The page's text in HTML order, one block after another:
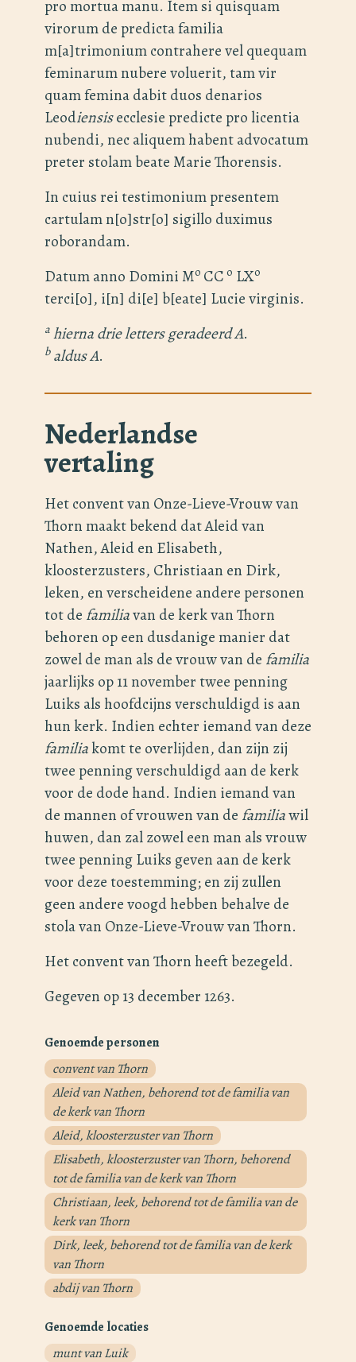
pro mortua manu. Item si quisquam
virorum de predicta familia
m[a]trimonium contrahere vel quequam
feminarum nubere voluerit, tam vir
quam femina dabit duos denarios
Leodiensisecclesie predicte pro licentia
nubendi, nec aliquem habent advocatum
preter stolam beate Marie Thorensis.
In cuius rei testimonium presentem
cartulam n[o]str[o] sigillo duximus
roborandam.
Datum anno Domini Mo CC o LXo
terci[o], i[n] di[e] b[eate] Lucie virginis.
a hierna drie letters geradeerd A.
b aldus A.
Nederlandse
vertaling
Het convent van Onze-Lieve-Vrouw van
Thorn maakt bekend dat Aleid van
Nathen, Aleid en Elisabeth,
kloosterzusters, Christiaan en Dirk,
leken, en verscheidene andere personen
tot de familiavan de kerk van Thorn
behoren op een dusdanige manier dat
zowel de man als de vrouw van de familia
jaarlijks op 11 november twee penning
Luiks als hoofdcijns verschuldigd is aan
hun kerk. Indien echter iemand van deze
familiakomt te overlijden, dan zijn zij
twee penning verschuldigd aan de kerk
voor de dode hand. Indien iemand van
de mannen of vrouwen van de familiawil
huwen, dan zal zowel een man als vrouw
twee penning Luiks geven aan de kerk
voor deze toestemming; en zij zullen
geen andere voogd hebben behalve de
stola van Onze-Lieve-Vrouw van Thorn.
Het convent van Thorn heeft bezegeld.
Gegeven op 13 december 1263.
Genoemde personen
convent van Thorn
Aleid van Nathen, behorend tot de familia van
de kerk van Thorn
Aleid, kloosterzuster van Thorn
Elisabeth, kloosterzuster van Thorn, behorend
tot de familia van de kerk van Thorn
Christiaan, leek, behorend tot de familia van de
kerk van Thorn
Dirk, leek, behorend tot de familia van de kerk
van Thorn
abdij van Thorn
Genoemde locaties
munt van Luik